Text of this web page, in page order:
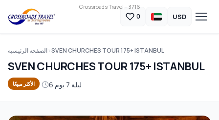
Crossroads Travel - 3716
0 USD
الصفحة الرئيسية SVEN CHURCHES TOUR 175+ ISTANBUL
SVEN CHURCHES TOUR 175+ ISTANBUL
الأكثر مبيعًا 6 ليلة 7 يوم